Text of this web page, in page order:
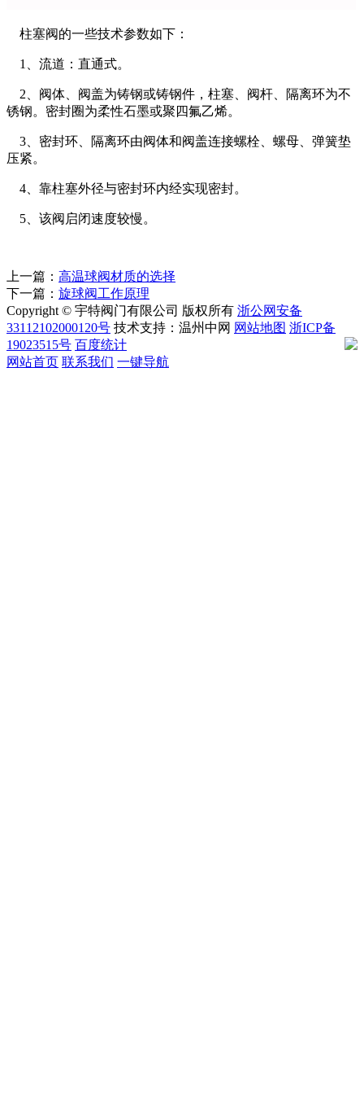
柱塞阀的一些技术参数如下：
1、流道：直通式。
2、阀体、阀盖为铸钢或铸钢件，柱塞、阀杆、隔离环为不
锈钢。密封圈为柔性石墨或聚四氟乙烯。
3、密封环、隔离环由阀体和阀盖连接螺栓、螺母、弹簧垫
压紧。
4、靠柱塞外径与密封环内经实现密封。
5、该阀启闭速度较慢。
上一篇： 高温球阀材质的选择
下一篇： 旋球阀工作原理
Copyright © 宇特阀门有限公司 版权所有 浙公网安备
33112102000120号 技术支持：温州中网 网站地图 浙ICP备
19023515号 百度统计
网站首页 联系我们 一键导航